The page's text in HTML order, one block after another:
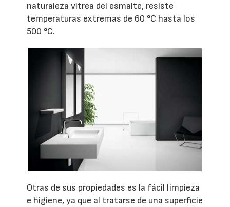
naturaleza vítrea del esmalte, resiste
temperaturas extremas de 60 °C hasta los
500 °C.
Otras de sus propiedades es la fácil limpieza
e higiene, ya que al tratarse de una superficie